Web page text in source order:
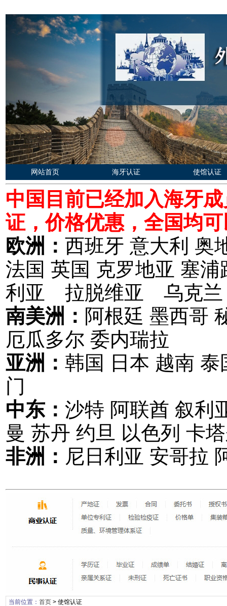
网站首页 海牙认证 使馆认证
中国目前已经加入海牙
证，价格优惠，全国均
欧洲： 西班牙 意大利 奥
法国 英国 克罗地亚 塞
利亚 拉脱维亚 乌克兰
南美洲： 阿根廷 墨西哥
厄瓜多尔 委内瑞拉
亚洲： 韩国 日本 越南
门
中东： 沙特 阿联酋 叙利
曼 苏丹 约旦 以色列 卡
非洲： 尼日利亚 安哥拉
当前位置： 首页> 使馆认证